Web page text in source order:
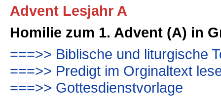
Advent Lesjahr A
Homilie zum 1. Advent (A) in
===>> Biblische und liturgische
===>> Predigt im Orginaltext
===>> Gottesdienstvorlage